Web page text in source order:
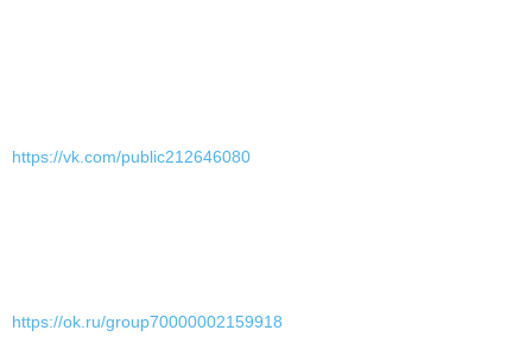
https://vk.com/public212646080
https://ok.ru/group70000002159918